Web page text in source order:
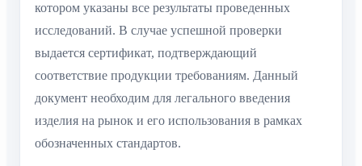
котором указаны все результаты проведенных
исследований. В случае успешной проверки
выдается сертификат, подтверждающий
соответствие продукции требованиям. Данный
документ необходим для легального введения
изделия на рынок и его использования в рамках
обозначенных стандартов.